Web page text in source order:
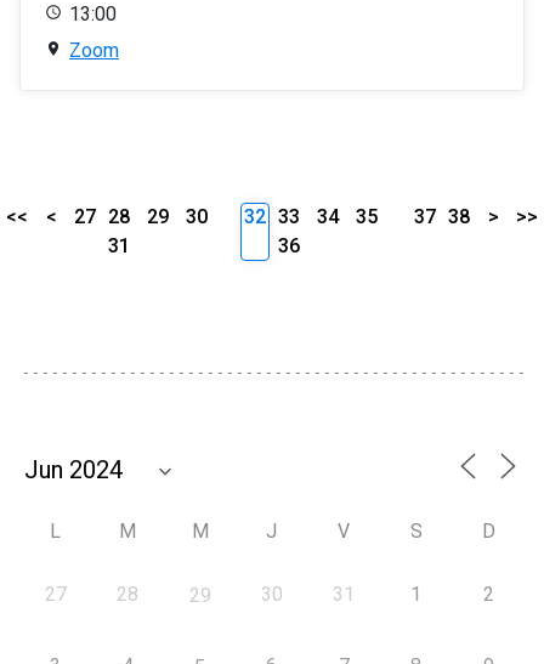
13:00
Zoom
<< < 27 28 29
30
31
32 33 34
35
36
37 38 > >>
L M M J V S D
27 28 29 30 31 1 2